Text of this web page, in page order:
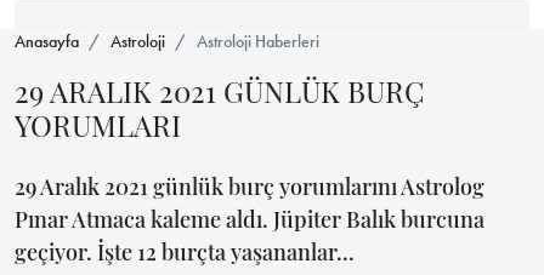
Anasayfa Astroloji Astroloji Haberleri
29 ARALIK 2021 GÜNLÜK BURÇ
YORUMLARI
29 Aralık 2021 günlük burç yorumlarını Astrolog
Pınar Atmaca kaleme aldı. Jüpiter Balık burcuna
geçiyor. İşte 12 burçta yaşananlar...